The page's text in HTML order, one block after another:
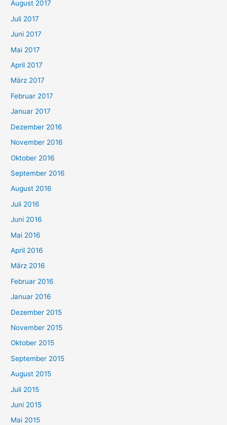
August 2017
Juli 2017
Juni 2017
Mai 2017
April 2017
März 2017
Februar 2017
Januar 2017
Dezember 2016
November 2016
Oktober 2016
September 2016
August 2016
Juli 2016
Juni 2016
Mai 2016
April 2016
März 2016
Februar 2016
Januar 2016
Dezember 2015
November 2015
Oktober 2015
September 2015
August 2015
Juli 2015
Juni 2015
Mai 2015